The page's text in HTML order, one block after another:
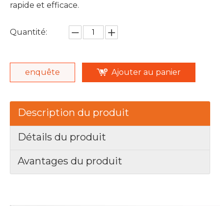
rapide et efficace.
Quantité:
enquête Ajouter au panier
Description du produit
Détails du produit
Avantages du produit